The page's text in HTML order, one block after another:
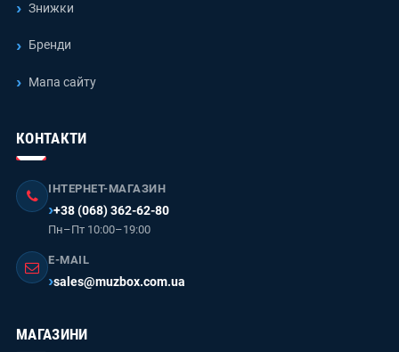
Знижки
Бренди
Мапа сайту
КОНТАКТИ
ІНТЕРНЕТ-МАГАЗИН
+38 (068) 362-62-80
Пн–Пт 10:00–19:00
E-MAIL
sales@muzbox.com.ua
МАГАЗИНИ